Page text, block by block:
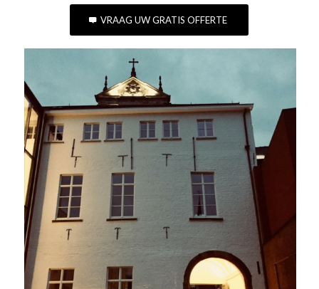
VRAAG UW GRATIS OFFERTE